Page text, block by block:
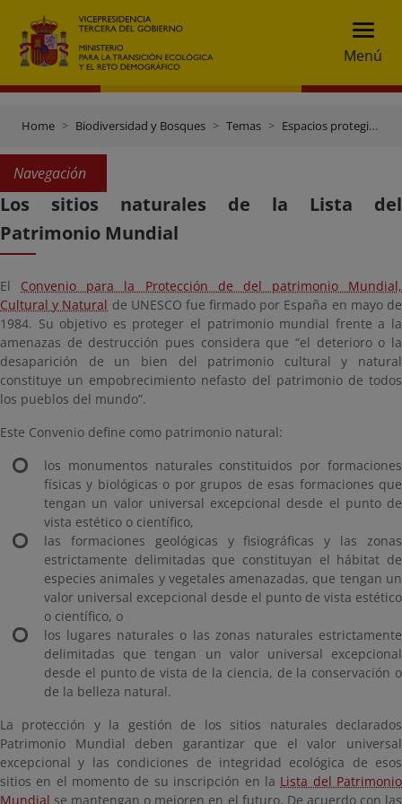
Menú
Home Biodiversidad y Bosques Temas Espacios protegidos
Navegación
Los sitios naturales de la Lista del
Patrimonio Mundial
El Convenio para la Protección de del patrimonio Mundial,
Cultural y Natural de UNESCO fue firmado por España en mayo de
1984. Su objetivo es proteger el patrimonio mundial frente a la
amenazas de destrucción pues considera que “el deterioro o la
desaparición de un bien del patrimonio cultural y natural
constituye un empobrecimiento nefasto del patrimonio de todos
los pueblos del mundo”.
Este Convenio define como patrimonio natural:
los monumentos naturales constituidos por formaciones
físicas y biológicas o por grupos de esas formaciones que
tengan un valor universal excepcional desde el punto de
vista estético o científico,
las formaciones geológicas y fisiográficas y las zonas
estrictamente delimitadas que constituyan el hábitat de
especies animales y vegetales amenazadas, que tengan un
valor universal excepcional desde el punto de vista estético
o científico, o
los lugares naturales o las zonas naturales estrictamente
delimitadas que tengan un valor universal excepcional
desde el punto de vista de la ciencia, de la conservación o
de la belleza natural.
La protección y la gestión de los sitios naturales declarados
Patrimonio Mundial deben garantizar que el valor universal
excepcional y las condiciones de integridad ecológica de esos
sitios en el momento de su inscripción en la Lista del Patrimonio
Mundial se mantengan o mejoren en el futuro. De acuerdo con las